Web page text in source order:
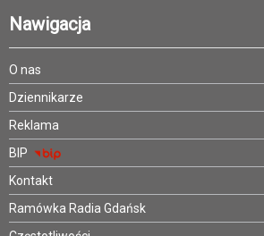
Nawigacja
O nas
Dziennikarze
Reklama
BIP
Kontakt
Ramówka Radia Gdańsk